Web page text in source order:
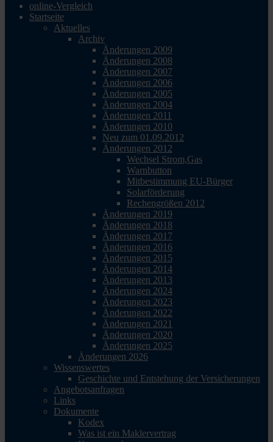
online-Vergleich
Startseite
Aktuelles
Archiv
Änderungen 2009
Änderungen 2008
Änderungen 2007
Änderungen 2006
Änderungen 2005
Änderungen 2004
Änderungen 2011
Änderungen 2010
Neu zum 01.09.2012
Änderungen 2012
Wechsel Strom,Gas
Warnbutton
Mitbestimmung EU-Bürger
Solarförderung
Rechengrößen 2012
Änderungen 2019
Änderungen 2018
Änderungen 2017
Änderungen 2016
Änderungen 2015
Änderungen 2014
Änderungen 2013
Änderungen 2024
Änderungen 2023
Änderungen 2022
Änderungen 2021
Änderungen 2020
Änderungen 2025
Änderungen 2026
Wissenswertes
Geschichte und Entstehung der Versicherungen
Angebotsanfragen
Links
Dokumente
Kodex
Was ist ein Maklervertrag